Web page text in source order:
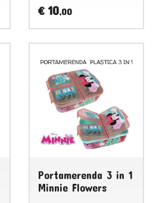
€ 10,00
Portamerenda 3 in 1
Minnie Flowers